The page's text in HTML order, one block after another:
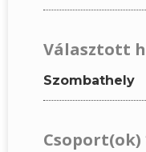
Választott
Szombathely
Csoport(ok)